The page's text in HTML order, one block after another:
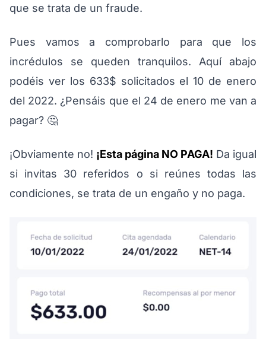
que se trata de un fraude.
Pues vamos a comprobarlo para que los
incrédulos se queden tranquilos. Aquí abajo
podéis ver los 633$ solicitados el 10 de enero
del 2022. ¿Pensáis que el 24 de enero me van a
pagar? 🤔
¡Obviamente no! ¡Esta página NO PAGA! Da igual
si invitas 30 referidos o si reúnes todas las
condiciones, se trata de un engaño y no paga.